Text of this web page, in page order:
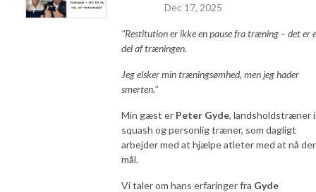
lært at bruge de rigtige mentale værktøjer i en given kontekst.
”Jeg taber aldrig - enten vinder jeg, eller så lærer jeg.”
Dec 17, 2025
"Restitution er ikke en pause fra træning – det er
del af træningen.
Jeg elsker min træningsømhed, men jeg hader
smerten."
Min gæst er Peter Gyde, landsholdstræner i
squash og personlig træner, som dagligt
arbejder med at hjælpe atleter med at nå
mål.
Vi taler om hans erfaringer fra Gyde